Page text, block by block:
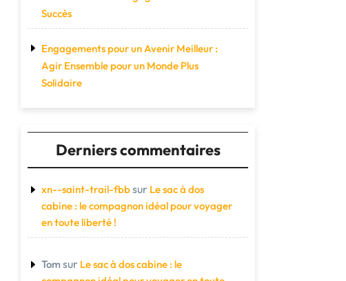
Succès
Engagements pour un Avenir Meilleur :
Agir Ensemble pour un Monde Plus
Solidaire
Derniers commentaires
xn--saint-trail-fbbsur Le sac à dos
cabine : le compagnon idéal pour voyager
en toute liberté !
Tom sur Le sac à dos cabine : le